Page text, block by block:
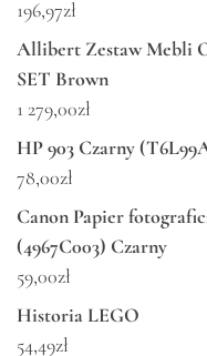
196,97zł
Allibert Zestaw Mebli
SET Brown
1 279,00zł
HP 903 Czarny
78,00zł
Canon Papier
(4967C003) Czarny
59,00zł
Historia LEGO
54,49zł